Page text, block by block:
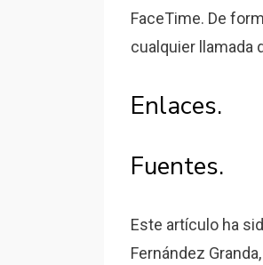
FaceTime. De
cualquier llamada
Enlaces.
Fuentes.
Este artículo ha
Fernández